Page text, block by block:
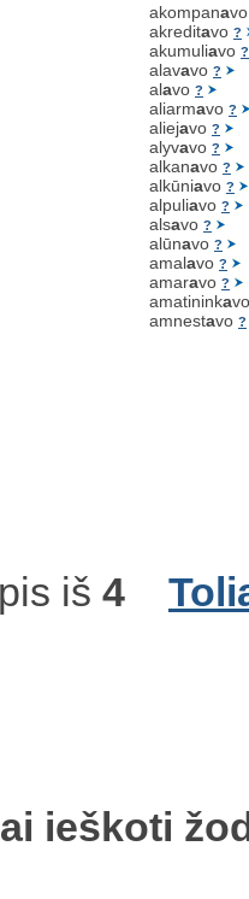
akompana
akreditavo ?
akumuliavo ?
alavavo ?
alavo ?
aliarmavo ?
aliejavo ?
alyvavo ?
alkanavo ?
alkūniavo ?
alpuliavo ?
alsavo ?
alūnavo ?
amalavo ?
amaravo ?
amatininka
amnestavo ?
iš 4
ieškoti